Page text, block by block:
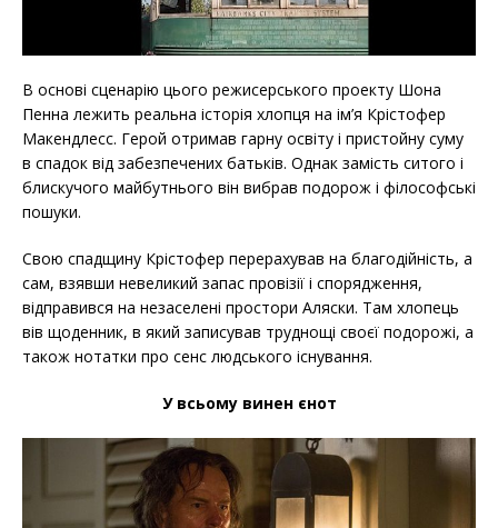
В основі сценарію цього режисерського проекту Шона
Пенна лежить реальна історія хлопця на ім’я Крістофер
Макендлесс. Герой отримав гарну освіту і пристойну суму
в спадок від забезпечених батьків. Однак замість ситого і
блискучого майбутнього він вибрав подорож і філософські
пошуки.
Свою спадщину Крістофер перерахував на благодійність, а
сам, взявши невеликий запас провізії і спорядження,
відправився на незаселені простори Аляски. Там хлопець
вів щоденник, в який записував труднощі своєї подорожі, а
також нотатки про сенс людського існування.
У всьому винен єнот